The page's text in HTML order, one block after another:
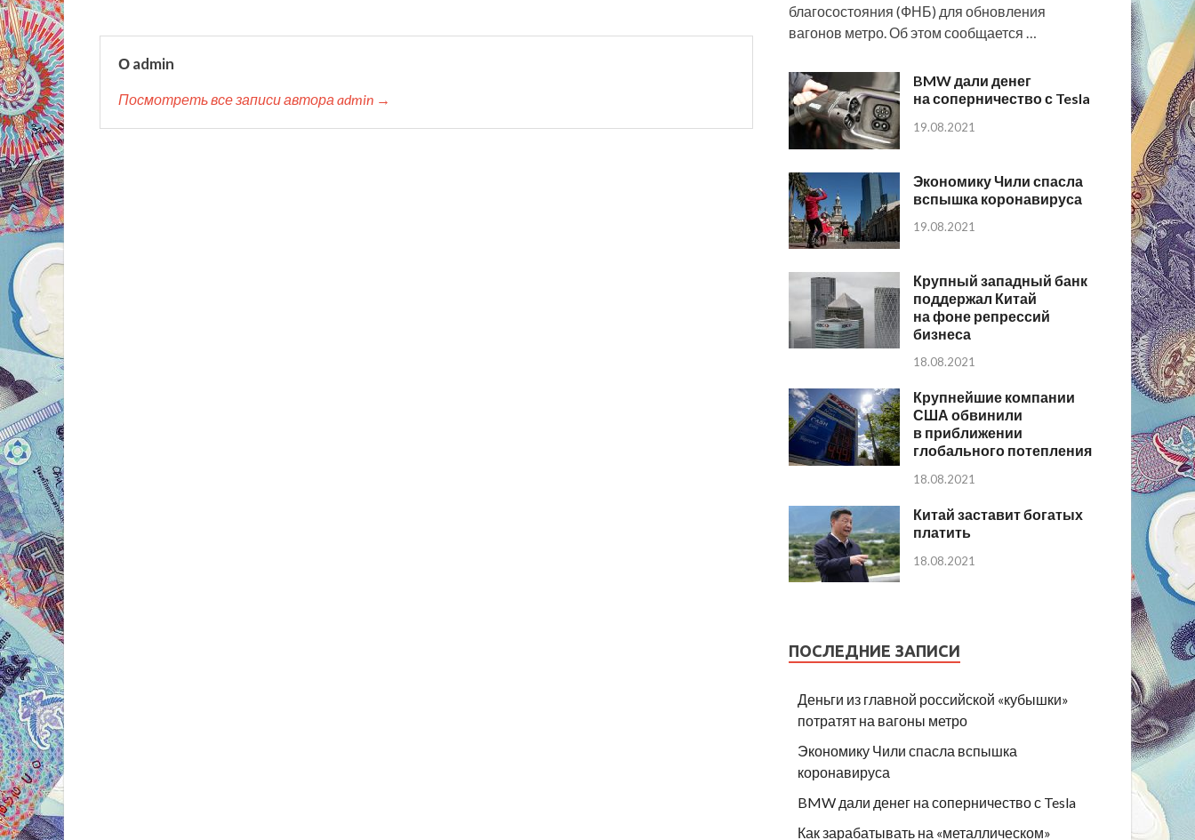
О admin
Посмотреть все записи автора admin →
благосостояния (ФНБ) для обновления
вагонов метро. Об этом сообщается …
BMW дали денег
на соперничество с Tesla
19.08.2021
Экономику Чили спасла
вспышка коронавируса
19.08.2021
Крупный западный банк
поддержал Китай
на фоне репрессий
бизнеса
18.08.2021
Крупнейшие компании
США обвинили
в приближении
глобального потепления
18.08.2021
Китай заставит богатых
платить
18.08.2021
ПОСЛЕДНИЕ ЗАПИСИ
Деньги из главной российской «кубышки»
потратят на вагоны метро
Экономику Чили спасла вспышка
коронавируса
BMW дали денег на соперничество с Tesla
Как зарабатывать на «металлическом»